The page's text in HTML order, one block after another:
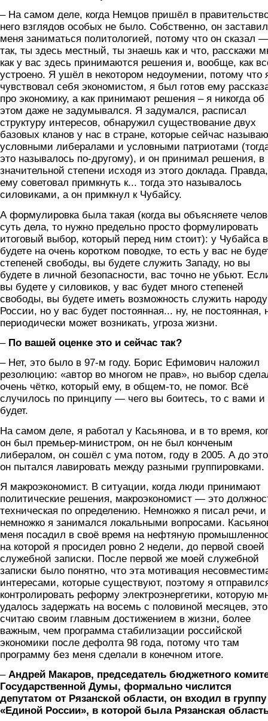
– На самом деле, когда Немцов пришёл в
него взглядов особых не было. Собственно, он заставил
меня заниматься политологией, потому что он сказал —
так, ты здесь местный, ты знаешь как и что, расскажи
как у вас здесь принимаются решения и, вообще, как
устроено. Я ушёл в некотором недоумении, потому что
чувствовал себя экономистом, я был готов ему
про экономику, а как принимают решения – я никогда об
этом даже не задумывался. Я задумался, расписал
структуру интересов, обнаружил существование двух
базовых кланов у нас в стране, которые сейчас
условными либералами и условными патриотами
это называлось по-другому), и он принимал решения, в
значительной степени исходя из этого доклада.
ему советовал примкнуть к... тогда это называлось
силовиками, а он примкнул к Чубайсу.
А формулировка была такая (когда вы объясняете
суть дела, то нужно предельно просто формулировать
итоговый выбор, который перед ним стоит): у Чубайса
будете на очень коротком поводке, то есть у вас не
степеней свободы, вы будете служить Западу, но вы
будете в личной безопасности, вас точно не убьют.
вы будете у силовиков, у вас будет много степеней
свободы, вы будете иметь возможность служить народу
России, но у вас будет постоянная... ну, не постоянная,
периодически может возникать, угроза жизни.
– По вашей оценке это и сейчас так?
– Нет, это было в 97-м году. Борис Ефимович наложил
резолюцию: «автор во многом не прав», но выбор
очень чётко, который ему, в общем-то, не помог. Всё
случилось по принципу — чего вы боитесь, то с вами и
будет.
На самом деле, я работал у Касьянова, и в то время,
он был премьер-министром, он не был конченым
либералом, он сошёл с ума потом, году в 2005. А до
он пытался лавировать между разными группировками.
Я макроэкономист. В ситуации, когда люди принимают
политические решения, макроэкономист — это
техническая по определению. Немножко я писал речи, и
немножко я занимался локальными вопросами.
меня посадил в своё время на нефтяную
на которой я просидел ровно 2 недели, до первой своей
служебной записки. После первой же моей служебной
записки было понятно, что эта мотивация
интересами, которые существуют, поэтому я
контролировать реформу электроэнергетики, которую
удалось задержать на восемь с половиной месяцев,
считаю своим главным достижением в жизни, более
важным, чем программа стабилизации российской
экономики после дефолта 98 года, потому что там
программу без меня сделали в конечном итоге.
– Андрей Макаров, председатель бюджетного
Государственной Думы, формально числится
депутатом от Рязанской области, он входил в группу
«Единой России», в которой была Рязанская